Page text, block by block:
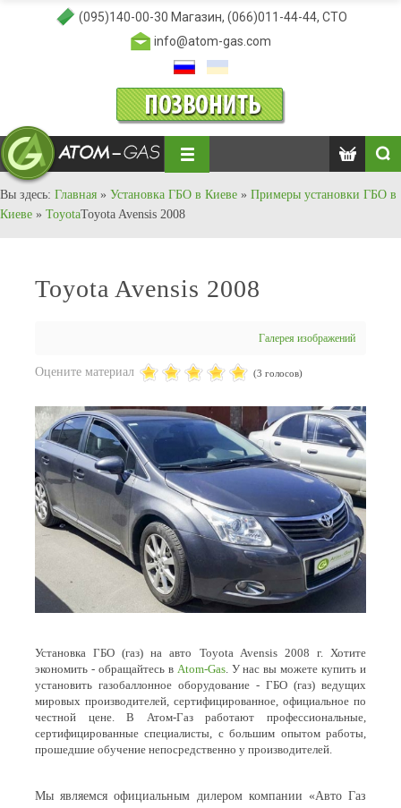
(095)140-00-30 Магазин, (066)011-44-44, СТО
info@atom-gas.com
Вы здесь: Главная » Установка ГБО в Киеве » Примеры установки ГБО в
Киеве » ToyotaToyota Avensis 2008
Toyota Avensis 2008
Галерея изображений
Оцените материал (3 голосов)
Установка ГБО (газ) на авто Toyota Avensis 2008 г. Хотите
экономить - обращайтесь в Atom-Gas. У нас вы можете купить и
установить газобаллонное оборудование - ГБО (газ) ведущих
мировых производителей, сертифицированное, официальное по
честной цене. В Атом-Газ работают профессиональные,
сертифицированные специалисты, с большим опытом работы,
прошедшие обучение непосредственно у производителей.
Мы являемся официальным дилером компании «Авто Газ